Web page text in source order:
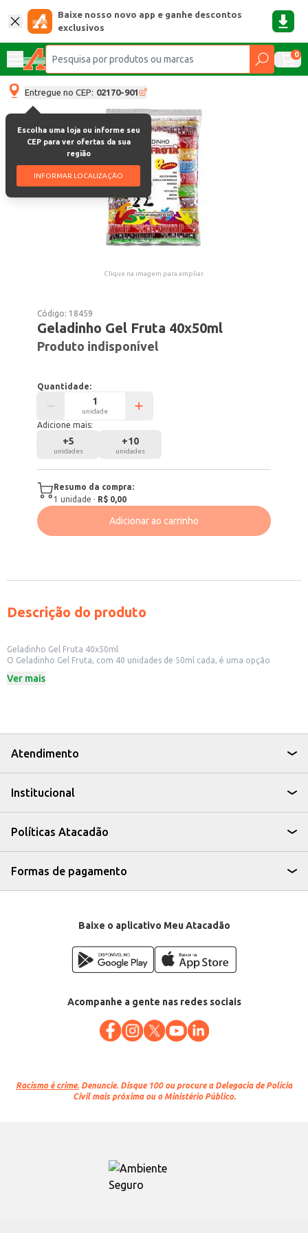
Baixe nosso novo app e ganhe descontos
exclusivos
0
Entregue no CEP: 02170-901
Escolha uma loja ou informe seu
CEP para ver ofertas da sua
região
INFORMAR LOCALIZAÇÃO
Clique na imagem para ampliar.
Código: 18459
Geladinho Gel Fruta 40x50ml
Produto indisponível
Quantidade:
unidade
Adicione mais:
+5
unidades
+10
unidades
Resumo da compra:
1 unidade · R$ 0,00
Adicionar ao carrinho
Descrição do produto
Geladinho Gel Fruta 40x50ml
O Geladinho Gel Fruta, com 40 unidades de 50ml cada, é uma opção
consumir. Ideal para revenda em pequenos comércios, como mercados e
Ideal para revenda em estabelecimentos comerciais, atraindo clientes com
um produto saboroso e de baixo custo.
Com o Geladinho Gel Fruta, você garante um produto saboroso e de fácil
Ver mais
Atendimento
Institucional
Políticas Atacadão
Formas de pagamento
Baixe o aplicativo Meu Atacadão
Acompanhe a gente nas redes sociais
Racismo é crime. Denuncie. Disque 100 ou procure a Delegacia de Polícia
Civil mais próxima ou o Ministério Público.